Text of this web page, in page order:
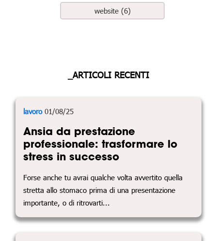
website (6)
_ARTICOLI RECENTI
lavoro01/08/25
Ansia da prestazione
professionale: trasformare lo
stress in successo
Forse anche tu avrai qualche volta avvertito quella
stretta allo stomaco prima di una presentazione
importante, o di ritrovarti...